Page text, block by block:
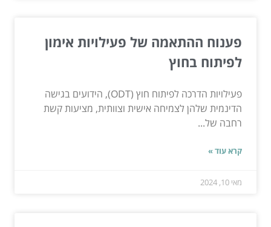
פענוח ההתאמה של פעילויות אימון
לפיתוח בחוץ
פעילויות הדרכה לפיתוח חוץ (ODT), הידועים בגישה
הדינמית שלהן לצמיחה אישית וצוותית, מציעות קשת
רחבה של...
קרא עוד »
מאי 10, 2024